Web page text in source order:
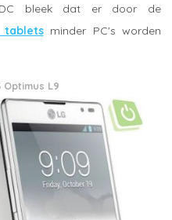
bleek dat er door de
minder PC's worden
Optimus L9